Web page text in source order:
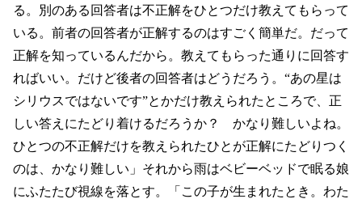
る。別のある回答者は不正解をひとつだけ教えてもらって
いる。前者の回答者が正解するのはすごく簡単だ。だって
正解を知っているんだから。教えてもらった通りに回答す
ればいい。だけど後者の回答者はどうだろう。“あの星は
シリウスではないです”とかだけ教えられたところで、正
しい答えにたどり着けるだろうか？ かなり難しいよね。
ひとつの不正解だけを教えられたひとが正解にたどりつく
のは、かなり難しい」それから雨はベビーベッドで眠る娘
にふたたび視線を落とす。「この子が生まれたとき。わた